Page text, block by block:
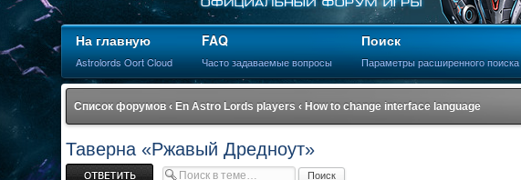
На главную
Astrolords Oort Cloud
FAQ
Часто задаваемые вопросы
Поиск
Параметры расширенного поиска
Список форумов ‹ En Astro Lords players ‹ How to change interface language
Таверна «Ржавый Дредноут»
Ответить